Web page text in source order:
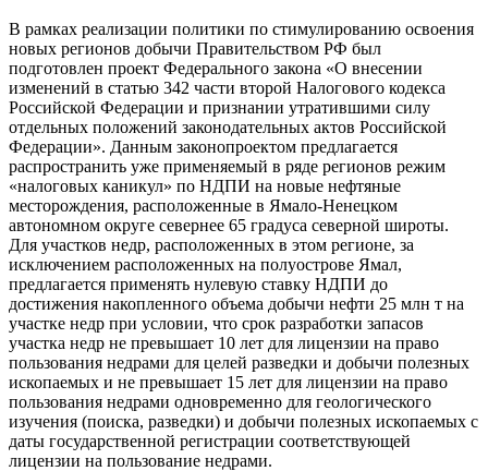
В рамках реализации политики по стимулированию освоения
новых регионов добычи Правительством РФ был
подготовлен проект Федерального закона «О внесении
изменений в статью 342 части второй Налогового кодекса
Российской Федерации и признании утратившими силу
отдельных положений законодательных актов Российской
Федерации». Данным законопроектом предлагается
распространить уже применяемый в ряде регионов режим
«налоговых каникул» по НДПИ на новые нефтяные
месторождения, расположенные в Ямало-Ненецком
автономном округе севернее 65 градуса северной широты.
Для участков недр, расположенных в этом регионе, за
исключением расположенных на полуострове Ямал,
предлагается применять нулевую ставку НДПИ до
достижения накопленного объема добычи нефти 25 млн т на
участке недр при условии, что срок разработки запасов
участка недр не превышает 10 лет для лицензии на право
пользования недрами для целей разведки и добычи полезных
ископаемых и не превышает 15 лет для лицензии на право
пользования недрами одновременно для геологического
изучения (поиска, разведки) и добычи полезных ископаемых с
даты государственной регистрации соответствующей
лицензии на пользование недрами.